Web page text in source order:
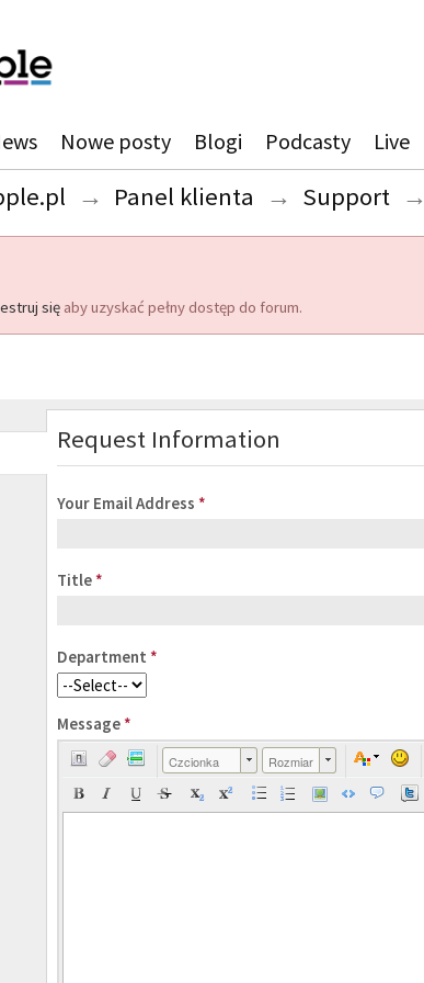
Nowe posty Blogi Podcasty Live
→ Panel klienta → Support →
się aby uzyskać pełny dostęp do forum.
Request Information
Your Email Address *
Title *
Department *
Message *
Czcionka Rozmiar